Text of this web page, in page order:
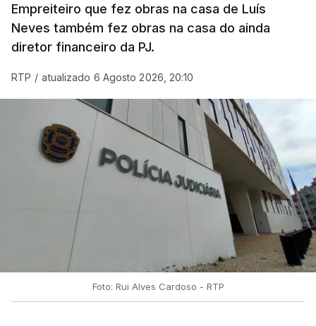
Empreiteiro que fez obras na casa de Luís
Neves também fez obras na casa do ainda
diretor financeiro da PJ.
RTP / atualizado 6 Agosto 2026, 20:10
Foto: Rui Alves Cardoso - RTP